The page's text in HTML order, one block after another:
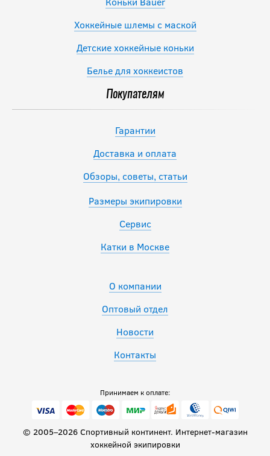
Хоккейные шлемы с маской
Детские хоккейные коньки
Белье для хоккеистов
Покупателям
Гарантии
Доставка и оплата
Обзоры, советы, статьи
Размеры экипировки
Сервис
Катки в Москве
О компании
Оптовый отдел
Новости
Контакты
Принимаем к оплате:
© 2005–2026 Спортивный континент. Интернет-магазин
хоккейной экипировки